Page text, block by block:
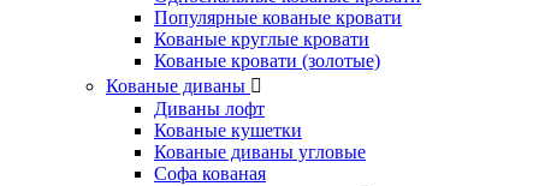
Популярные кованые кровати
Кованые круглые кровати
Кованые кровати (золотые)
Кованые диваны
Диваны лофт
Кованые кушетки
Кованые диваны угловые
Софа кованая